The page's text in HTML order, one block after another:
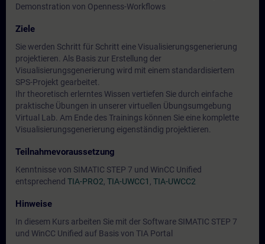
Demonstration von Openness-Workflows
Ziele
Sie werden Schritt für Schritt eine Visualisierungsgenerierung
projektieren. Als Basis zur Erstellung der
Visualisierungsgenerierung wird mit einem standardisiertem
SPS-Projekt gearbeitet.
Ihr theoretisch erlerntes Wissen vertiefen Sie durch einfache
praktische Übungen in unserer virtuellen Übungsumgebung
Virtual Lab. Am Ende des Trainings können Sie eine komplette
Visualisierungsgenerierung eigenständig projektieren.
Teilnahmevoraussetzung
Kenntnisse von SIMATIC STEP 7 und WinCC Unified
entsprechend TIA-PRO2, TIA-UWCC1 , TIA-UWCC2
Hinweise
In diesem Kurs arbeiten Sie mit der Software SIMATIC STEP 7
und WinCC Unified auf Basis von TIA Portal